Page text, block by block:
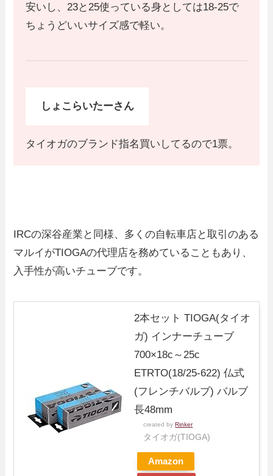
安いし、23と25使っている身としては18-25で
ちょうどいいサイズ感で軽い。
しょこらいたーさん
タイオガのブランド指名買いしてるので1票。
IRCの深谷産業と同様、多くの自転車店と取引のある
マルイがTIOGAの代理店を務めていることもあり、
入手性が高いチューブです。
2本セット TIOGA(タイオ
ガ) インナーチューブ
700×18c～25c
ETRTO(18/25-622) 仏式
(フレンチバルブ) バルブ
長48mm
created by Rinker
タイオガ(TIOGA)
Amazon